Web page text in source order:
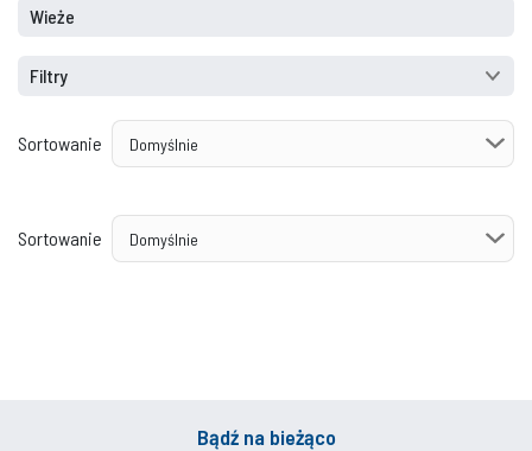
Wieże
Filtry
Sortowanie
Sortowanie
Bądź na bieżąco